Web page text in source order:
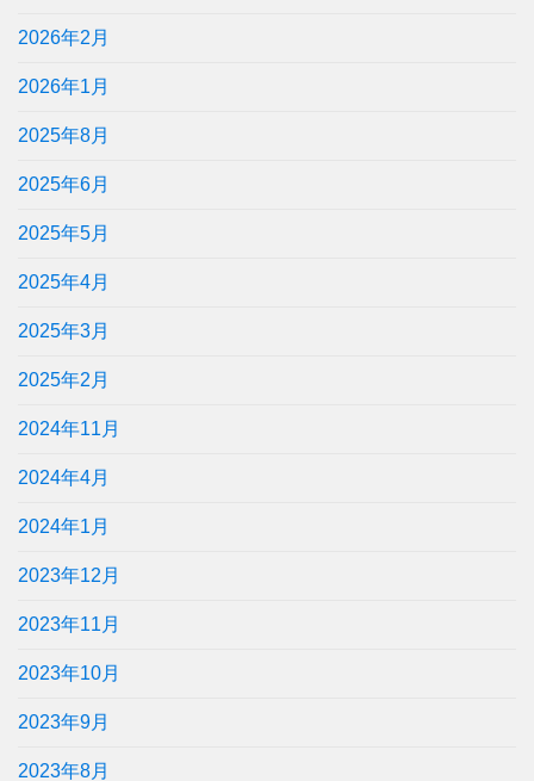
2026年2月
2026年1月
2025年8月
2025年6月
2025年5月
2025年4月
2025年3月
2025年2月
2024年11月
2024年4月
2024年1月
2023年12月
2023年11月
2023年10月
2023年9月
2023年8月